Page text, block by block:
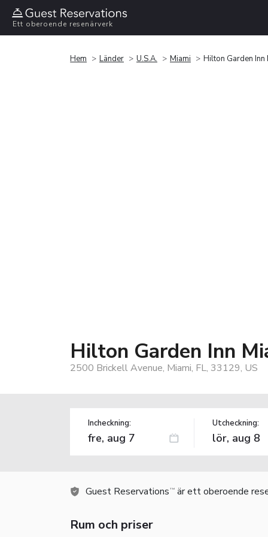
Ett oberoende resenärverk
Hem Länder U.S.A. Miami Hilton Garden Inn
Hilton Garden Inn
2500 Brickell Avenue, Miami, FL, 33129, US
Incheckning: Utcheckning:
Guest Reservations TM är ett oberoende
Rum och priser